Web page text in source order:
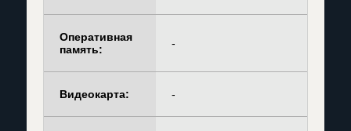
Оперативная
память:
-
Видеокарта: -